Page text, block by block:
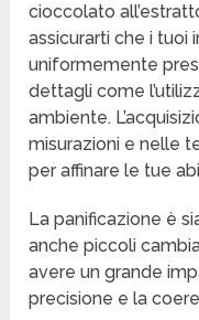
cioccolato
assicurarti che i tuoi
uniformemente
dettagli come
ambiente.
misurazioni e nelle
per affinare le tue
La panificazione è
anche piccoli
avere un grande
precisione e la